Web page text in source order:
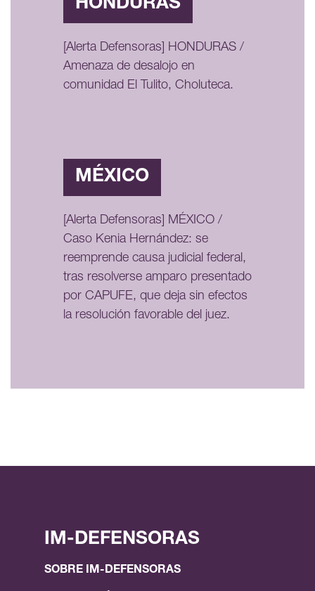
HONDURAS
[Alerta Defensoras] HONDURAS /
Amenaza de desalojo en
comunidad El Tulito, Choluteca.
MÉXICO
[Alerta Defensoras] MÉXICO /
Caso Kenia Hernández: se
reemprende causa judicial federal,
tras resolverse amparo presentado
por CAPUFE, que deja sin efectos
la resolución favorable del juez.
IM-DEFENSORAS
SOBRE IM-DEFENSORAS